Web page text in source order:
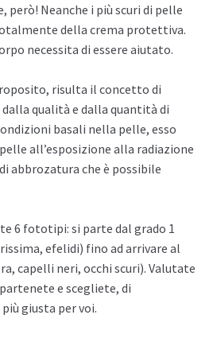
Neanche i più scuri di pelle
della crema protettiva.
necessita di essere aiutato.
risulta il concetto di
qualità e dalla quantità di
basali nella pelle, esso
all’esposizione alla radiazione
abbrozatura che è possibile
6 fototipi: si parte dal grado 1
efelidi) fino ad arrivare al
capelli neri, occhi scuri). Valutate
e scegliete, di
giusta per voi.